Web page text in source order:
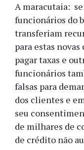
A maracutaia:
funcionários do
transferiam
para estas
pagar taxas e
funcionários
falsas para
dos clientes e
seu
de milhares de
de crédito não